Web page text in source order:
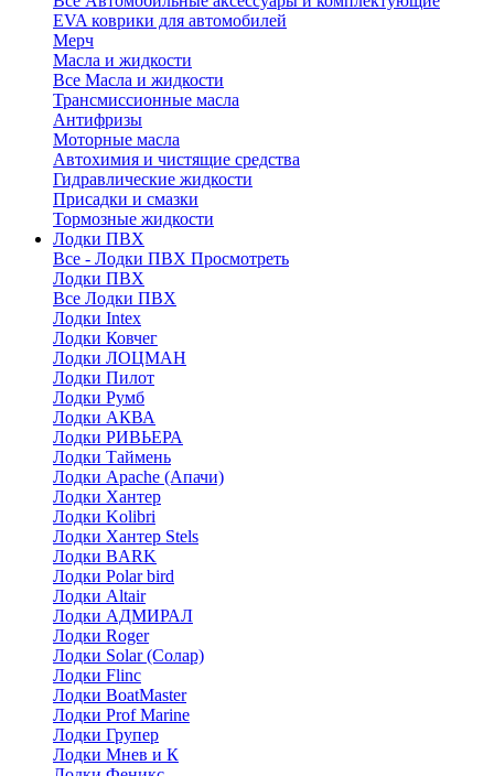
EVA коврики для автомобилей
Мерч
Масла и жидкости
Все Масла и жидкости
Трансмиссионные масла
Антифризы
Моторные масла
Автохимия и чистящие средства
Гидравлические жидкости
Присадки и смазки
Тормозные жидкости
Лодки ПВХ
Все - Лодки ПВХ Просмотреть
Лодки ПВХ
Все Лодки ПВХ
Лодки Intex
Лодки Ковчег
Лодки ЛОЦМАН
Лодки Пилот
Лодки Румб
Лодки АКВА
Лодки РИВЬЕРА
Лодки Таймень
Лодки Apache (Апачи)
Лодки Хантер
Лодки Kolibri
Лодки Хантер Stels
Лодки BARK
Лодки Polar bird
Лодки Altair
Лодки АДМИРАЛ
Лодки Roger
Лодки Solar (Солар)
Лодки Flinc
Лодки BoatMaster
Лодки Prof Marine
Лодки Групер
Лодки Мнев и К